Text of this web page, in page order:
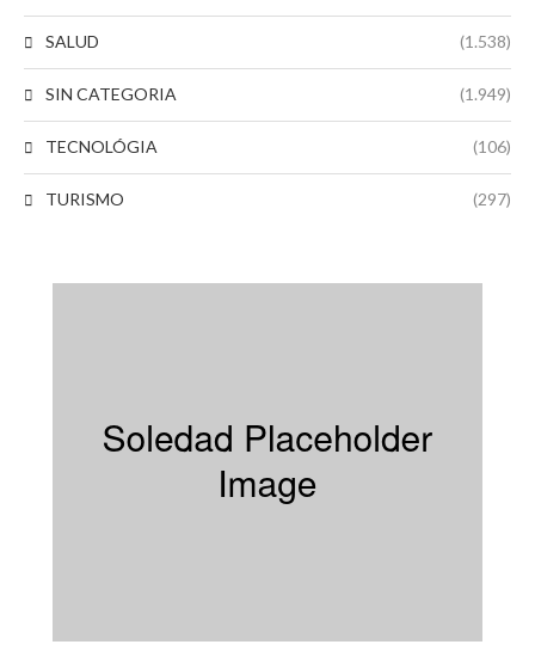
SALUD (1.538)
SIN CATEGORIA (1.949)
TECNOLÓGIA (106)
TURISMO (297)